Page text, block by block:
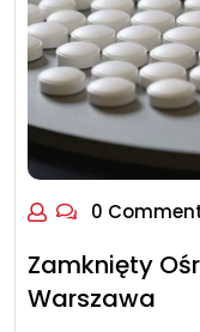
0
Zamknięty
Warszawa